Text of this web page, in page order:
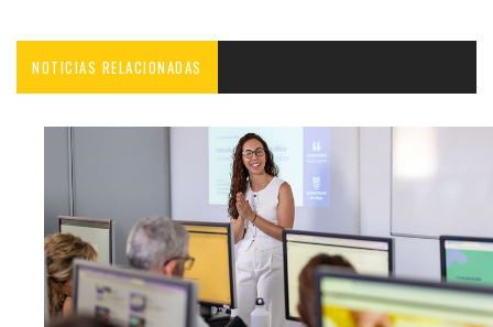
NOTICIAS RELACIONADAS